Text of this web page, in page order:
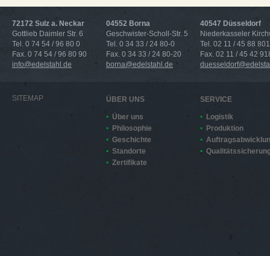
72172 Sulz a. Neckar
Gottlieb Daimler Str. 6
Tel. 0 74 54 / 96 80 0
Fax. 0 74 54 / 96 80 90
info@edelstahl.de
04552 Borna
Geschwister-Scholl-Str. 5
Tel. 0 34 33 / 24 80-0
Fax. 0 34 33 / 24 80-20
borna@edelstahl.de
40547 Düsseldorf
Niederkasseler
Tel. 02 11 / 45 88 801
Fax. 02 11 / 45 42
SITEMAP ÜBER UNS
Über uns
Philosophie
Geschichte
Standorte
Zertifikate
SERVICE
Logistik
Produktion